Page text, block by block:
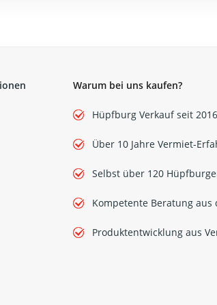
Warum bei uns kaufen?
Hüpfburg Verkauf seit 2016
Über 10 Jahre Vermiet-
Selbst über 120
Kompetente Beratung aus
Produktentwicklung aus